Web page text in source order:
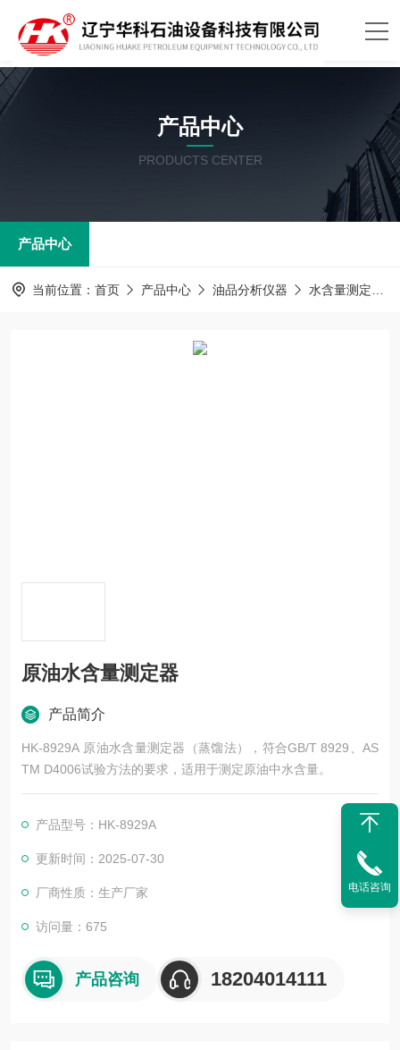
产品中心
PRODUCTS CENTER
产品中心
当前位置： 首页 产品中心 油品分析仪器 水含量测定器
原油水含量测定器
产品简介
HK-8929A 原油水含量测定器（蒸馏法），符合GB/T 8929、AS
TM D4006试验方法的要求，适用于测定原油中水含量。
产品型号：HK-8929A
更新时间：2025-07-30
厂商性质：生产厂家
访问量：675
产品咨询 18204014111
电话咨询